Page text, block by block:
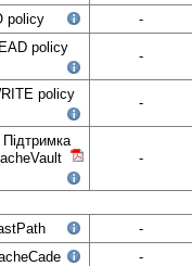
policy
-
policy
-
policy
-
Підтримка
-
-
-